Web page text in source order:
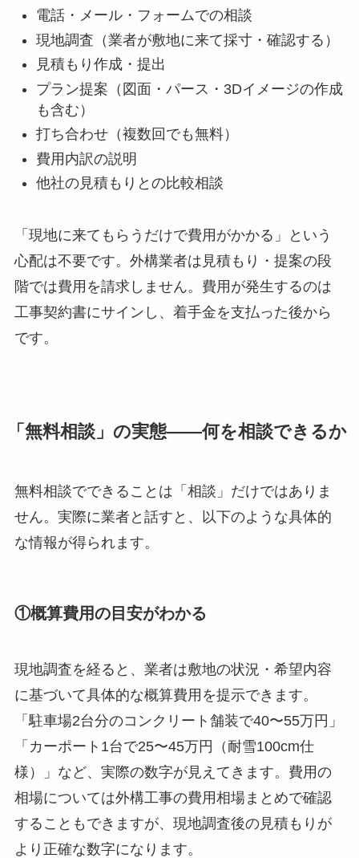
電話・メール・フォームでの相談
現地調査（業者が敷地に来て採寸・確認する）
見積もり作成・提出
プラン提案（図面・パース・3Dイメージの作成
も含む）
打ち合わせ（複数回でも無料）
費用内訳の説明
他社の見積もりとの比較相談
「現地に来てもらうだけで費用がかかる」という
心配は不要です。外構業者は見積もり・提案の段
階では費用を請求しません。費用が発生するのは
工事契約書にサインし、着手金を支払った後から
です。
「無料相談」の実態——何を相談できるか
無料相談でできることは「相談」だけではありま
せん。実際に業者と話すと、以下のような具体的
な情報が得られます。
①概算費用の目安がわかる
現地調査を経ると、業者は敷地の状況・希望内容
に基づいて具体的な概算費用を提示できます。
「駐車場2台分のコンクリート舗装で40〜55万円」
「カーポート1台で25〜45万円（耐雪100cm仕
様）」など、実際の数字が見えてきます。費用の
相場については外構工事の費用相場まとめで確認
することもできますが、現地調査後の見積もりが
より正確な数字になります。